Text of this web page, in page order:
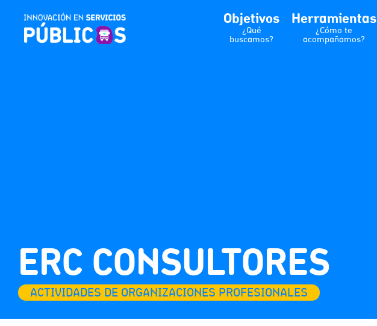
Objetivos
¿Qué
buscamos?
Herramientas
¿Cómo te
acompañamos?
ERC CONSULTORES
ACTIVIDADES DE ORGANIZACIONES PROFESIONALES